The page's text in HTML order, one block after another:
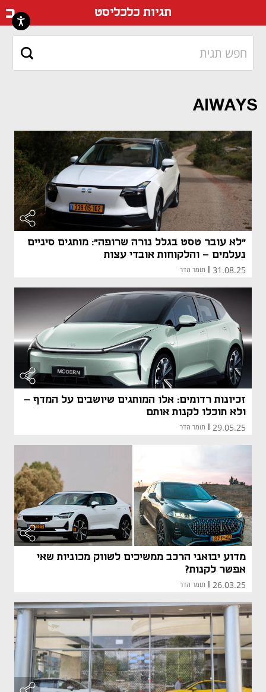
תגיות כלכליסט
AIWAYS
"לא עובר טסט בגלל נורה שרופה": מותגים סיניים
נעלמים - והלקוחות אובדי עצות
31.08.25 תומר הדר
זכיונות רדומים: אלו המותגים שיושבים על המדף -
ולא תוכלו לקנות אותם
29.05.25 תומר הדר
מדוע יבואני הרכב ממשיכים לשווק מכוניות שאי
אפשר לקנות?
26.03.25 תומר הדר